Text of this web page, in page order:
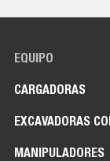
EQUIPO
CARGADORAS
EXCAVADORAS
MANIPULADORES